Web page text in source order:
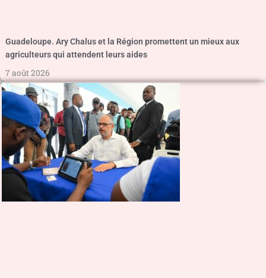
Guadeloupe. Ary Chalus et la Région promettent un mieux aux
agriculteurs qui attendent leurs aides
7 août 2026